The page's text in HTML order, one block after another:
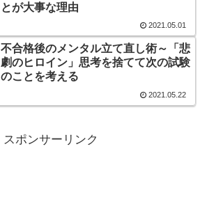
とが大事な理由
2021.05.01
不合格後のメンタル立て直し術～「悲
劇のヒロイン」思考を捨てて次の試験
のことを考える
2021.05.22
スポンサーリンク